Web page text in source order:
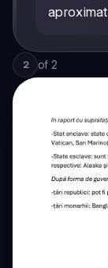
2 of 2